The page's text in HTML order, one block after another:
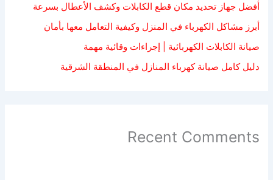
أفضل جهاز تحديد مكان قطع الكابلات وكشف الأعطال بسرعة
أبرز مشاكل الكهرباء في المنزل وكيفية التعامل معها بأمان
صيانة الكابلات الكهربائية | إجراءات وقائية مهمة
دليل كامل صيانة كهرباء المنازل في المنطقة الشرقية
Recent Comments